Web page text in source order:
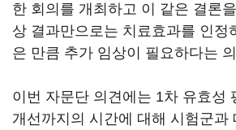
한 회의를 개최하고 이 같은 결론
상 결과만으로는 치료효과를 인정
은 만큼 추가 임상이 필요하다는
이번 자문단 의견에는 1차 유효성
개선까지의 시간에 대해 시험군과